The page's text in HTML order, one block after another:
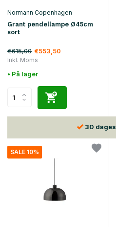
Normann Copenhagen
Grant pendellampe Ø45cm
sort
€615,00 €553,50
Inkl. Moms
• På lager
30 dages
SALE 10%